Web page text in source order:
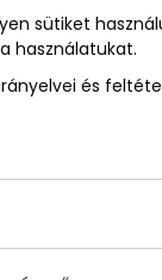
áron?
sütiket
használatukat.
és